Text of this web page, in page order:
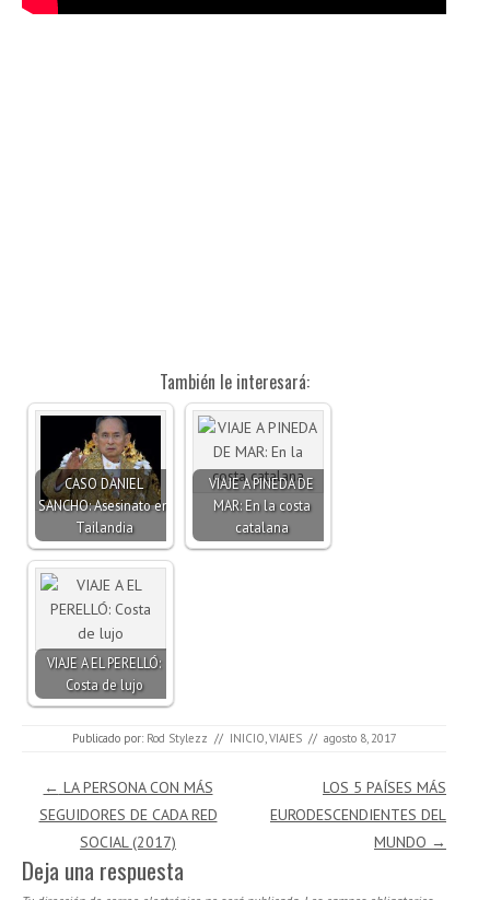
También le interesará:
CASO DANIEL
SANCHO: Asesinato en
Tailandia
VIAJE A PINEDA DE
MAR: En la costa
catalana
VIAJE A EL PERELLÓ:
Costa de lujo
Publicado por: Rod Stylezz // INICIO VIAJES // agosto 8, 2017
Navegación de entradas
← LA PERSONA CON MÁS
SEGUIDORES DE CADA RED
SOCIAL (2017)
LOS 5 PAÍSES MÁS
EURODESCENDIENTES DEL
MUNDO →
Deja una respuesta